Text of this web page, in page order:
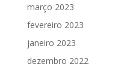
março 2023
fevereiro 2023
janeiro 2023
dezembro 2022